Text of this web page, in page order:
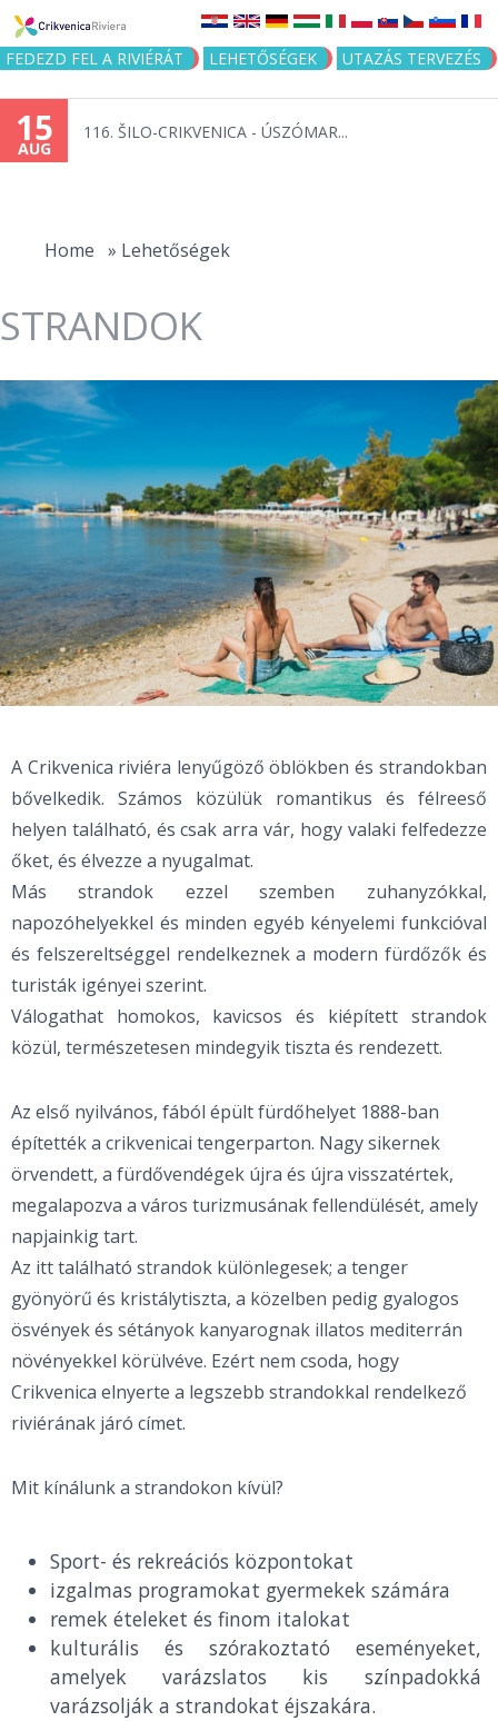
Jump to navigation
FEDEZD FEL A RIVIÉRÁT LEHETŐSÉGEK UTAZÁS TERVEZÉS
15
AUG
116. ŠILO-CRIKVENICA - ÚSZÓMAR...
Home » Lehetőségek
STRANDOK
A Crikvenica riviéra lenyűgöző öblökben és strandokban
bővelkedik. Számos közülük romantikus és félreeső
helyen található, és csak arra vár, hogy valaki felfedezze
őket, és élvezze a nyugalmat.
Más strandok ezzel szemben zuhanyzókkal,
napozóhelyekkel és minden egyéb kényelemi funkcióval
és felszereltséggel rendelkeznek a modern fürdőzők és
turisták igényei szerint.
Válogathat homokos, kavicsos és kiépített strandok
közül, természetesen mindegyik tiszta és rendezett.
Az első nyilvános, fából épült fürdőhelyet 1888-ban
építették a crikvenicai tengerparton. Nagy sikernek
örvendett, a fürdővendégek újra és újra visszatértek,
megalapozva a város turizmusának fellendülését, amely
napjainkig tart.
Az itt található strandok különlegesek; a tenger
gyönyörű és kristálytiszta, a közelben pedig gyalogos
ösvények és sétányok kanyarognak illatos mediterrán
növényekkel körülvéve. Ezért nem csoda, hogy
Crikvenica elnyerte a legszebb strandokkal rendelkező
riviérának járó címet.
Mit kínálunk a strandokon kívül?
Sport- és rekreációs központokat
izgalmas programokat gyermekek számára
remek ételeket és finom italokat
kulturális és szórakoztató eseményeket,
amelyek varázslatos kis színpadokká
varázsolják a strandokat éjszakára.